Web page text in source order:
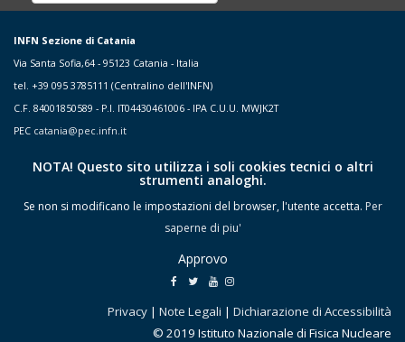
INFN Sezione di Catania
Via Santa Sofia,64 - 95123 Catania - Italia
tel. +39 095 3785111 (Centralino dell'INFN)
C.F. 84001850589 - P.I. IT04430461006 - IPA C.U.U. MWJK2T
PEC catania@pec.infn.it
NOTA! Questo sito utilizza i soli cookies tecnici o altri
strumenti analoghi.
Se non si modificano le impostazioni del browser, l'utente accetta. Per
saperne di piu'
Approvo
Privacy | Note Legali | Dichiarazione di Accessibilità
© 2019 Istituto Nazionale di Fisica Nucleare